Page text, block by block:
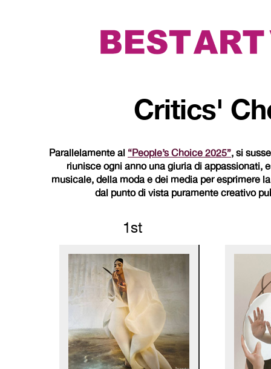
Critics'
Parallelamente al “People’s Choice 2025”, si
riunisce ogni anno una giuria di appassionati,
musicale, della moda e dei media per esprimere
dal punto di vista puramente creativo
1st